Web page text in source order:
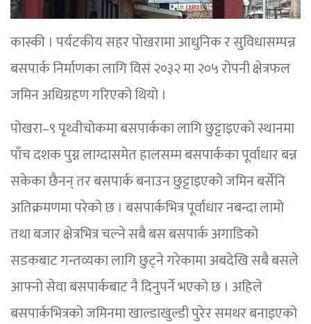
कास्की । पर्यटकीय सहर पोखरामा आधुनिक र सुविधासम्पन्न
बसपार्क निर्माणका लागि विसं २०३२ मा २०५ रोपनी क्षेत्रफल
जमिन अधिग्रहण गरिएको थियो ।
पोखरा–९ पृथ्वीचोकमा बसपार्कका लागि छुट्टाइएको स्थानमा
पाँच दशक पुग्न लाग्दासमेत हालसम्म बसपार्कका पूर्वाधार बन्न
सकेका छैनन् तर बसपार्क बनाउन छुट्टाइएको जमिन बर्सेनि
अतिक्रमणमा परेको छ । बसपार्कभित्र पूर्वाधार नबन्दा लामो
तथा बजार क्षेत्रभित्र चल्ने सबै बस बसपार्क अगाडिको
सडकबाट गन्तव्यका लागि छुट्ने गरेकामा अबदेखि सबै बसले
आफ्नो सेवा बसपार्कबाट नै दिनुपर्ने भएको छ । अहिले
बसपार्कभित्रको जमिनमा खाल्डाखुल्डी पुरेर समथर बनाइएको